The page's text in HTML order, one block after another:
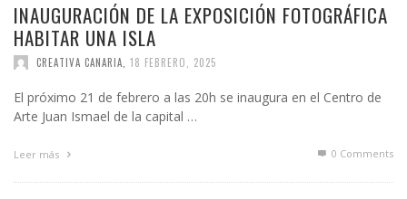
INAUGURACIÓN DE LA EXPOSICIÓN FOTOGRÁFICA
HABITAR UNA ISLA
CREATIVA CANARIA 18 FEBRERO, 2025
El próximo 21 de febrero a las 20h se inaugura en el Centro de
Arte Juan Ismael de la capital …
Leer más 0 Comments